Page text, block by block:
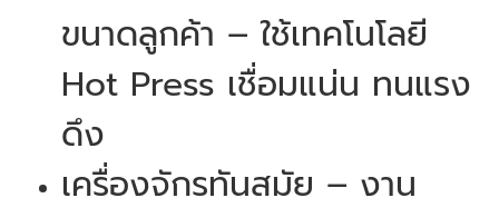
ขนาดลูกค้า – ใช้เทคโนโลยี
Hot Press เชื่อมแน่น ทนแรง
ดึง
เครื่องจักรทันสมัย – งาน